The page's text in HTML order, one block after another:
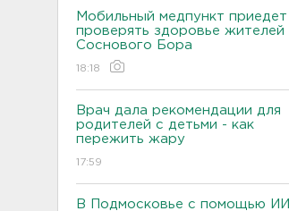
Мобильный медпункт приедет
проверять здоровье жителей
Соснового Бора
18:18
Врач дала рекомендации для
родителей с детьми - как
пережить жару
17:59
В Подмосковье с помощью ИИ